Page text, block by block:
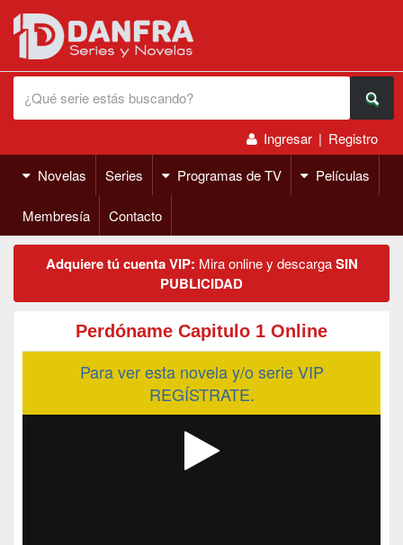
Ingresar | Registro
Novelas
Series Programas de TV Películas
Membresía Contacto
Adquiere tú cuenta VIP: Mira online y descargaSIN
PUBLICIDAD
Perdóname Capitulo 1 Online
Para ver esta novela y/o serie VIP
REGÍSTRATE.